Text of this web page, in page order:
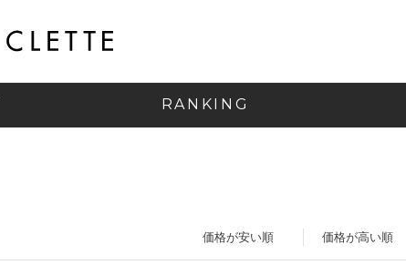
RANKING
価格が安い順 価格が高い順